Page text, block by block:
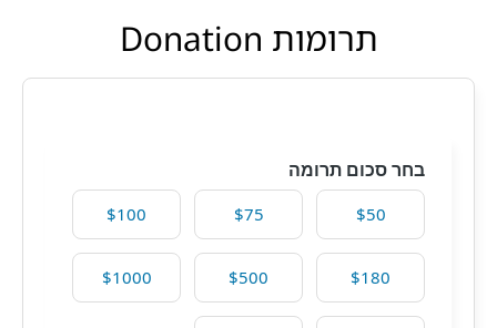
Donation תרומות
בחר סכום תרומה
$50
$75
$100
$180
$500
$1000